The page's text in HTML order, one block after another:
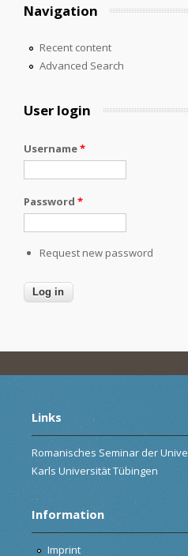
Navigation
Recent content
Advanced Search
User login
Username*
Password *
Request new password
Links
Romanisches Seminar der
Karls Universität Tübingen
Information
Imprint